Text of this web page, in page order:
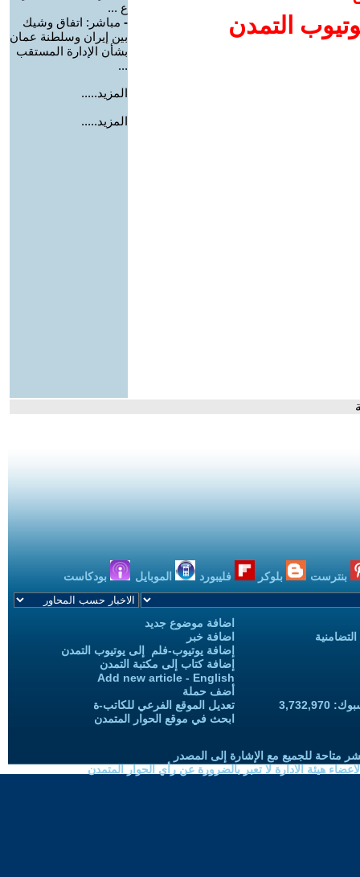
التمدن
ع ...
- مباشر: اتفاق وشيك
بين إيران وسلطنة عمان
بشأن الإدارة المستقب
...
المزيد.....
المزيد.....
بنترست بلوكر فليبورد الموبايل بودكاست
اضافة موضوع جديد
اضافة خبر
إضافة يوتيوب-فلم إلى يوتيوب التمدن
إضافة كتاب إلى مكتبة التمدن
Add new article - English
أضف حملة
تعديل الموقع الفرعي للكاتب-ة
ابحث في موقع الحوار المتمدن
متاحة للجميع مع الإشارة إلى المصدر
هيئة الادارة لا تعبر بالضرورة عن رأي الحوار المتمدن